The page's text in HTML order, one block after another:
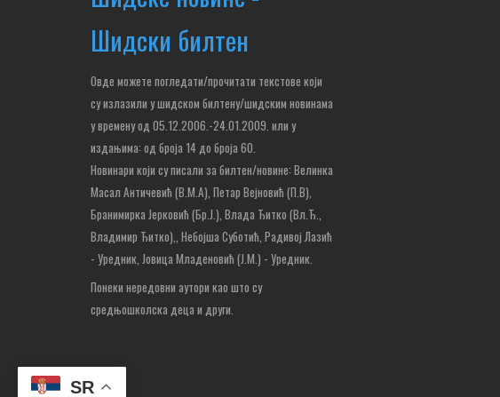
SR
Шидски билтен
Овде можете погледати/прочитати текстове који
су излазили у шидском билтену/шидским новинама
у времену од 05.12.2006.-24.01.2009. или у
издањима: од броја 14 до броја 60.
Новинари који су писали за билтен/новине: Велинка
Масал Античевић (В.М.А), Петар Вејновић (П.В),
Бранимирка Јерковић (Бр.Ј.), Влада Ђитко (Вл.Ђ.,
Владимир Ђитко), , Небојша Суботић, Радивој Лазић
- Уредник, Јовица Младеновић (Ј.М.) - Уредник.
Понеки нередовни аутори као што су
средњошколска деца и други.